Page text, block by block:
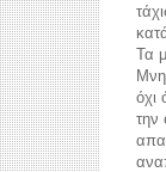
Τα
όχι
την